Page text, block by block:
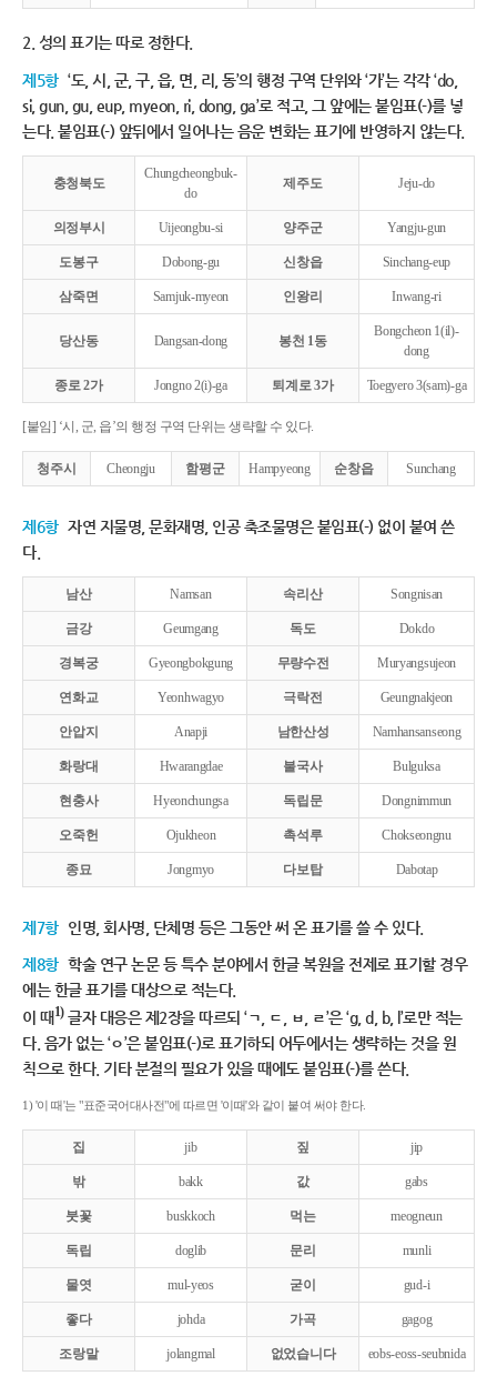
2. 성의 표기는 따로 정한다.
제5항 ‘도, 시, 군, 구, 읍, 면, 리, 동’의 행정 구역 단위와 ‘가’는 각각 ‘do,
si, gun, gu, eup, myeon, ri, dong, ga’로 적고, 그 앞에는 붙임표(-)를 넣
는다. 붙임표(-) 앞뒤에서 일어나는 음운 변화는 표기에 반영하지 않는다.
충청북도
Chungcheongbuk-
do
제주도 Jeju-do
의정부시 Uijeongbu-si 양주군 Yangju-gun
도봉구 Dobong-gu 신창읍 Sinchang-eup
삼죽면 Samjuk-myeon 인왕리 Inwang-ri
당산동 Dangsan-dong 봉천 1동
Bongcheon 1(il)-
dong
종로 2가 Jongno 2(i)-ga 퇴계로 3가 Toegyero 3(sam)-ga
[붙임] ‘시, 군, 읍’의 행정 구역 단위는 생략할 수 있다.
청주시 Cheongju 함평군 Hampyeong 순창읍 Sunchang
제6항 자연 지물명, 문화재명, 인공 축조물명은 붙임표(-) 없이 붙여 쓴
다.
남산 Namsan 속리산 Songnisan
금강 Geumgang 독도 Dokdo
경복궁 Gyeongbokgung 무량수전 Muryangsujeon
연화교 Yeonhwagyo 극락전 Geungnakjeon
안압지 Anapji 남한산성 Namhansanseong
화랑대 Hwarangdae 불국사 Bulguksa
현충사 Hyeonchungsa 독립문 Dongnimmun
오죽헌 Ojukheon 촉석루 Chokseongnu
종묘 Jongmyo 다보탑 Dabotap
제7항 인명, 회사명, 단체명 등은 그동안 써 온 표기를 쓸 수 있다.
제8항 학술 연구 논문 등 특수 분야에서 한글 복원을 전제로 표기할 경우
에는 한글 표기를 대상으로 적는다.
이 때1)글자 대응은 제2장을 따르되 ‘ㄱ, ㄷ, ㅂ, ㄹ’은 ‘g, d, b, l’로만 적는
다. 음가 없는 ‘ㅇ’은 붙임표(-)로 표기하되 어두에서는 생략하는 것을 원
칙으로 한다. 기타 분절의 필요가 있을 때에도 붙임표(-)를 쓴다.
1) '이 때'는 "표준국어대사전"에 따르면 '이때'와 같이 붙여 써야 한다.
집 jib 짚 jip
밖 bakk 값 gabs
붓꽃 buskkoch 먹는 meogneun
독립 doglib 문리 munli
물엿 mul-yeos 굳이 gud-i
좋다 johda 가곡 gagog
조랑말 jolangmal 없었습니다 eobs-eoss-seubnida